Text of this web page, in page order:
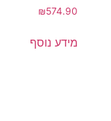
₪574.90
מידע נוסף